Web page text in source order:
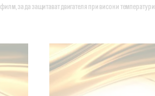
филм, за да защитават двигателя при високи температури.